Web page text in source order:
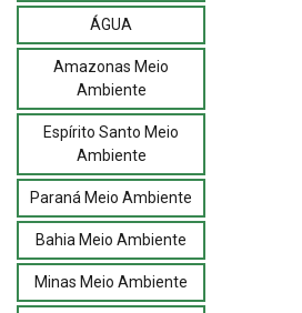
ÁGUA
Amazonas Meio
Ambiente
Espírito Santo Meio
Ambiente
Paraná Meio Ambiente
Bahia Meio Ambiente
Minas Meio Ambiente